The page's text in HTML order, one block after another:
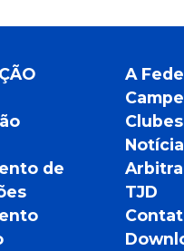
de
A
Clubes
TJD